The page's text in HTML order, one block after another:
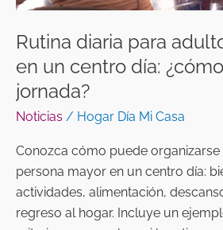
Rutina diaria para
en un centro día:
jornada?
Noticias / Hogar Día Mi Casa
Conozca cómo puede
persona mayor en un centro día:
actividades, alimentación,
regreso al hogar. Incluye un
funciona
jornada?